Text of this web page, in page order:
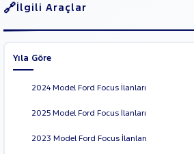
İlgili Araçlar
Yıla Göre
2024 Model Ford Focus İlanları
2025 Model Ford Focus İlanları
2023 Model Ford Focus İlanları